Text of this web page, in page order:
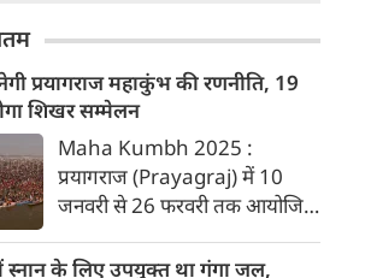
प्रयागराज महाकुंभ की रणनीति, 19
शिखर सम्मेलन
Maha Kumbh 2025 :
प्रयागराज (Prayagraj) में 10
जनवरी से 26 फरवरी तक आयोजित
सफलता और उत्तरप्रदेश के मुख्यमंत्री
के लिए उपयुक्त था गंगा जल,